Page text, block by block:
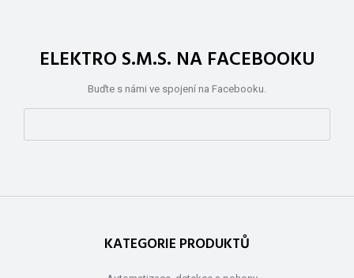
ELEKTRO S.M.S. NA FACEBOOKU
Buďte s námi ve spojení na Facebooku.
KATEGORIE PRODUKTŮ